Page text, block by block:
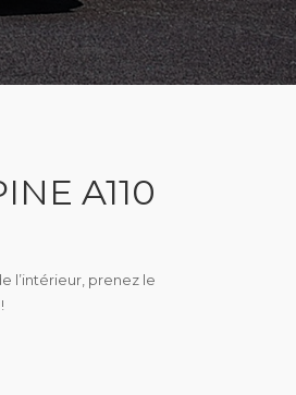
A110
l’intérieur, prenez le